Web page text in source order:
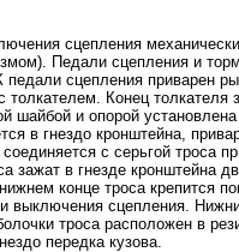
сцепления
Педали сцепления и
педали сцепления приварен
толкателем. Конец толкателя
шайбой и опорой
в гнездо кронштейна,
с серьгой троса
зажат в гнезде кронштейна
конце троса крепится
выключения сцепления.
троса расположен в
передка кузова.